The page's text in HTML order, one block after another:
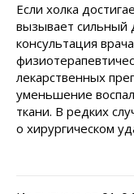
Если холка
вызывает сильный
консультация
лекарственных
уменьшение
ткани. В редких
о хирургическом